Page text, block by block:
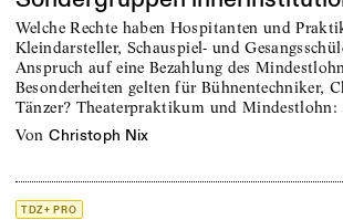
Welche Rechte haben Hospitanten und
Kleindarsteller, Schauspiel- und
Anspruch auf eine Bezahlung des
Besonderheiten gelten für Bühnentechniker,
Tänzer? Theaterpraktikum und
von Christoph Nix
TDZ+ PRO